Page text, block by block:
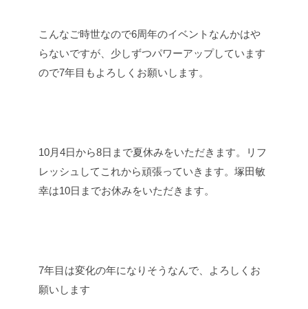
こんなご時世なので6周年のイベントなんかはや
らないですが、少しずつパワーアップしています
ので7年目もよろしくお願いします。
10月4日から8日まで夏休みをいただきます。リフ
レッシュしてこれから頑張っていきます。塚田敏
幸は10日までお休みをいただきます。
7年目は変化の年になりそうなんで、よろしくお
願いします